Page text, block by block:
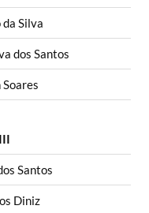
Silva
dos Santos
Santos
Diniz